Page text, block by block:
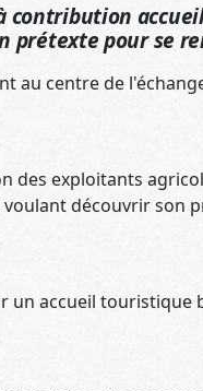
prétexte pour se
au centre de
des exploitants
découvrir son
accueil touristique